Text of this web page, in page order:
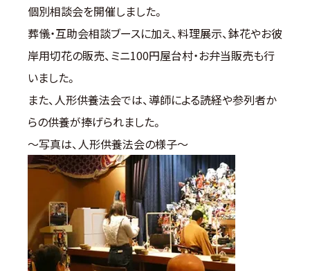
個別相談会を開催しました。
葬儀・互助会相談ブースに加え、料理展示、鉢花やお彼
岸用切花の販売、ミニ100円屋台村・お弁当販売も行
いました。
また、人形供養法会では、導師による読経や参列者か
らの供養が捧げられました。
～写真は、人形供養法会の様子～